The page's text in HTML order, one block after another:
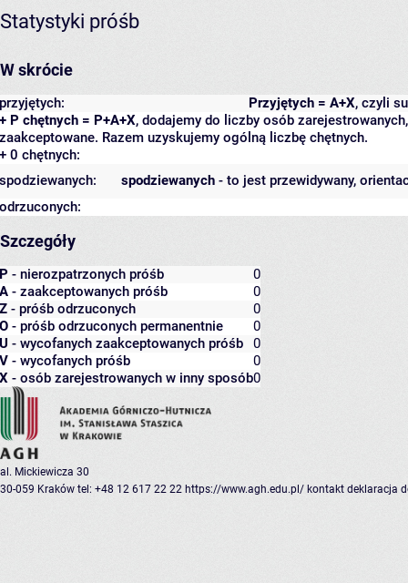
Statystyki próśb
W skrócie
Przyjętych = A+X, czyli
przyjętych:
+ P chętnych = P+A+X, dodajemy do liczby osób
zaakceptowane. Razem uzyskujemy ogólną liczbę chętnych.
+ 0 chętnych:
spodziewanych - to jest przewidywany,
spodziewanych:
odrzuconych:
Szczegóły
P - nierozpatrzonych próśb
0
A - zaakceptowanych próśb
0
Z - próśb odrzuconych
0
O - próśb odrzuconych permanentnie
0
U - wycofanych zaakceptowanych próśb
0
V - wycofanych próśb
0
X - osób zarejestrowanych w inny sposób0
al. Mickiewicza 30
30-059 Kraków tel: +48 12 617 22 22 https://www.agh.edu.pl/ kontakt deklaracja